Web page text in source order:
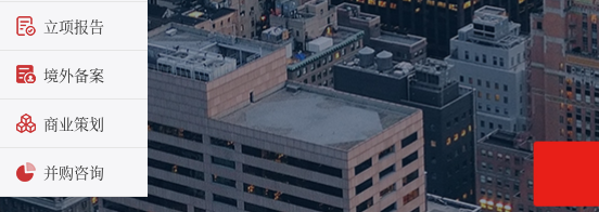
立项报告
境外备案
商业策划
并购咨询